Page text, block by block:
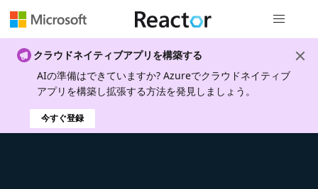
クラウドネイティブアプリを構築する
AIの準備はできていますか? Azureでクラウドネイティブ
アプリを構築し拡張する方法を発見しましょう。
今すぐ登録